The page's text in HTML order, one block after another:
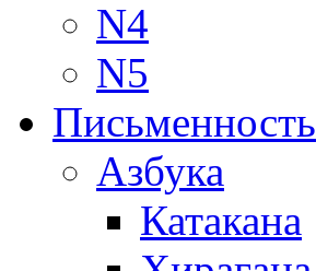
N4
N5
Письменность
Азбука
Катакана